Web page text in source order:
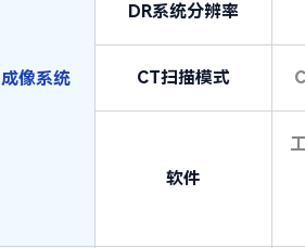
成像系统
DR系统分辨率
CT扫描模式
软件